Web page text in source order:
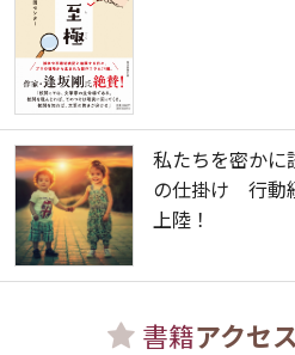
私たちを密かに
の仕掛け 行動
上陸！
書籍アクセ